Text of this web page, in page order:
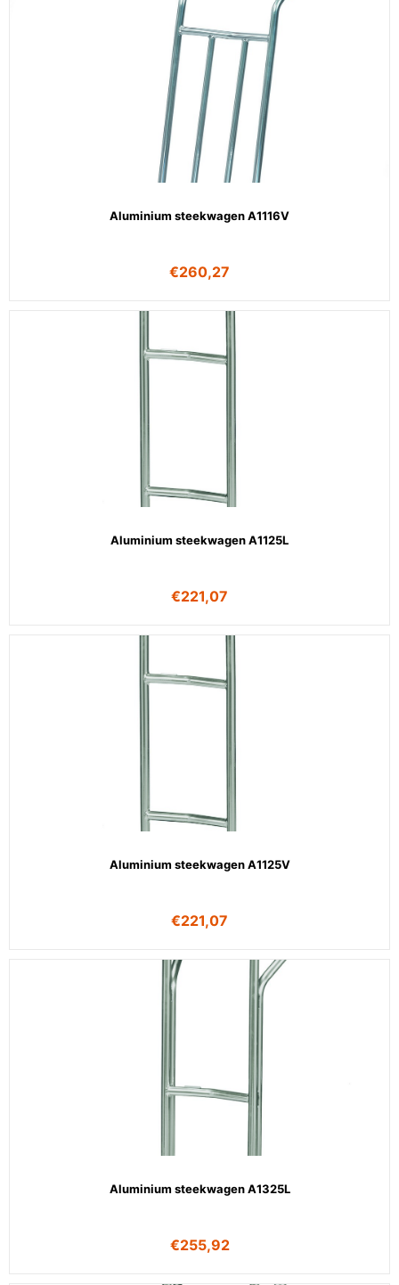
Aluminium steekwagen A1116V
€260,27
Aluminium steekwagen A1125L
€221,07
Aluminium steekwagen A1125V
€221,07
Aluminium steekwagen A1325L
€255,92